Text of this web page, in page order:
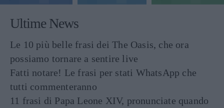
Ultime News
Le 10 più belle frasi dei The Oasis, che ora
possiamo tornare a sentire live
Fatti notare! Le frasi per stati WhatsApp che
tutti commenteranno
11 frasi di Papa Leone XIV, pronunciate quando